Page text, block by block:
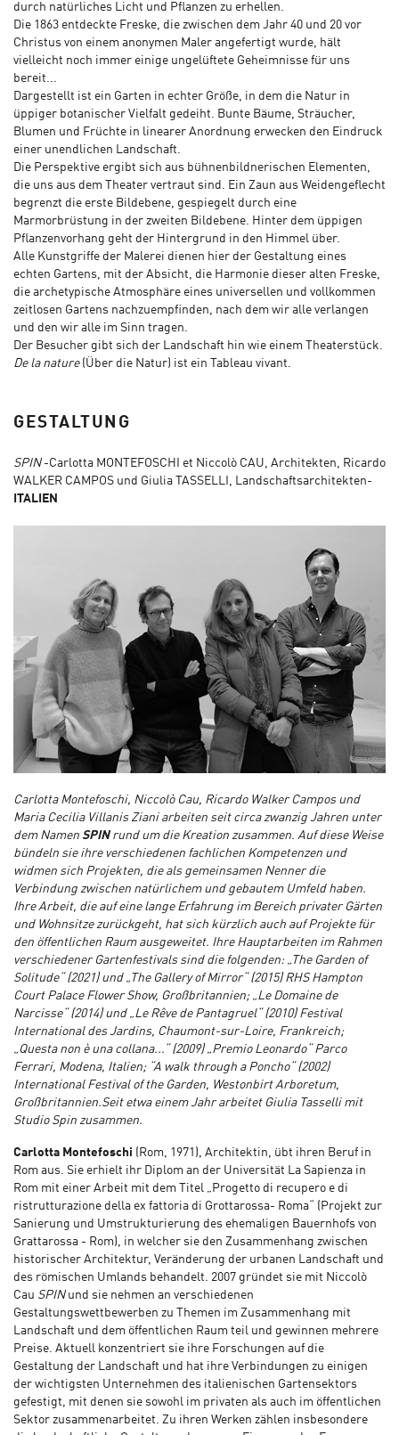
durch natürliches Licht und Pflanzen zu erhellen.
Die 1863 entdeckte Freske, die zwischen dem Jahr 40 und 20 vor
Christus von einem anonymen Maler angefertigt wurde, hält
vielleicht noch immer einige ungelüftete Geheimnisse für uns
bereit...
Dargestellt ist ein Garten in echter Größe, in dem die Natur in
üppiger botanischer Vielfalt gedeiht. Bunte Bäume, Sträucher,
Blumen und Früchte in linearer Anordnung erwecken den Eindruck
einer unendlichen Landschaft.
Die Perspektive ergibt sich aus bühnenbildnerischen Elementen,
die uns aus dem Theater vertraut sind. Ein Zaun aus Weidengeflecht
begrenzt die erste Bildebene, gespiegelt durch eine
Marmorbrüstung in der zweiten Bildebene. Hinter dem üppigen
Pflanzenvorhang geht der Hintergrund in den Himmel über.
Alle Kunstgriffe der Malerei dienen hier der Gestaltung eines
echten Gartens, mit der Absicht, die Harmonie dieser alten Freske,
die archetypische Atmosphäre eines universellen und vollkommen
zeitlosen Gartens nachzuempfinden, nach dem wir alle verlangen
und den wir alle im Sinn tragen.
Der Besucher gibt sich der Landschaft hin wie einem Theaterstück.
De la nature(Über die Natur) ist ein Tableau vivant.
GESTALTUNG
SPIN-Carlotta MONTEFOSCHI et Niccolò CAU, Architekten, Ricardo
WALKER CAMPOS und Giulia TASSELLI, Landschaftsarchitekten-
ITALIEN
Carlotta Montefoschi, Niccolò Cau, Ricardo Walker Campos und
Maria Cecilia Villanis Ziani arbeiten seit circa zwanzig Jahren unter
dem Namen SPINrund um die Kreation zusammen. Auf diese Weise
bündeln sie ihre verschiedenen fachlichen Kompetenzen und
widmen sich Projekten, die als gemeinsamen Nenner die
Verbindung zwischen natürlichem und gebautem Umfeld haben.
Ihre Arbeit, die auf eine lange Erfahrung im Bereich privater Gärten
und Wohnsitze zurückgeht, hat sich kürzlich auch auf Projekte für
den öffentlichen Raum ausgeweitet. Ihre Hauptarbeiten im Rahmen
verschiedener Gartenfestivals sind die folgenden: „The Garden of
Solitude“ (2021) und „The Gallery of Mirror“ (2015) RHS Hampton
Court Palace Flower Show, Großbritannien; „Le Domaine de
Narcisse“ (2014) und „Le Rêve de Pantagruel“ (2010) Festival
International des Jardins, Chaumont-sur-Loire, Frankreich;
„Questa non è una collana...“ (2009) „Premio Leonardo“ Parco
Ferrari, Modena, Italien; “A walk through a Poncho“ (2002)
International Festival of the Garden, Westonbirt Arboretum,
Großbritannien.Seit etwa einem Jahr arbeitet Giulia Tasselli mit
Studio Spin zusammen.
Carlotta Montefoschi (Rom, 1971), Architektin, übt ihren Beruf in
Rom aus. Sie erhielt ihr Diplom an der Universität La Sapienza in
Rom mit einer Arbeit mit dem Titel „Progetto di recupero e di
ristrutturazione della ex fattoria di Grottarossa- Roma“ (Projekt zur
Sanierung und Umstrukturierung des ehemaligen Bauernhofs von
Grattarossa - Rom), in welcher sie den Zusammenhang zwischen
historischer Architektur, Veränderung der urbanen Landschaft und
des römischen Umlands behandelt. 2007 gründet sie mit Niccolò
Cau SPINund sie nehmen an verschiedenen
Gestaltungswettbewerben zu Themen im Zusammenhang mit
Landschaft und dem öffentlichen Raum teil und gewinnen mehrere
Preise. Aktuell konzentriert sie ihre Forschungen auf die
Gestaltung der Landschaft und hat ihre Verbindungen zu einigen
der wichtigsten Unternehmen des italienischen Gartensektors
gefestigt, mit denen sie sowohl im privaten als auch im öffentlichen
Sektor zusammenarbeitet. Zu ihren Werken zählen insbesondere